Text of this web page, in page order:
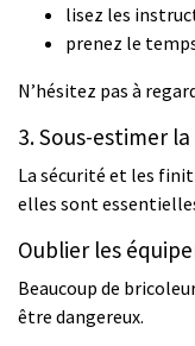
lisez les
prenez le
N’hésitez pas à
3. Sous-estimer
La sécurité et les
elles sont
Oublier les
Beaucoup de
être dangereux.